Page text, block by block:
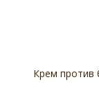
Крем против